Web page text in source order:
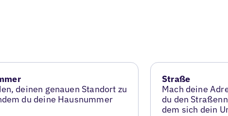
deinen genauen Standort zu
du deine Hausnummer
Straße
Mach deine
du den
dem sich dein